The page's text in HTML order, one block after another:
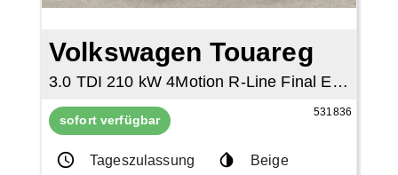
Volkswagen Touareg
3.0 TDI 210 kW 4Motion R-Line Final Edition
sofort verfügbar
531836
Tageszulassung
Beige